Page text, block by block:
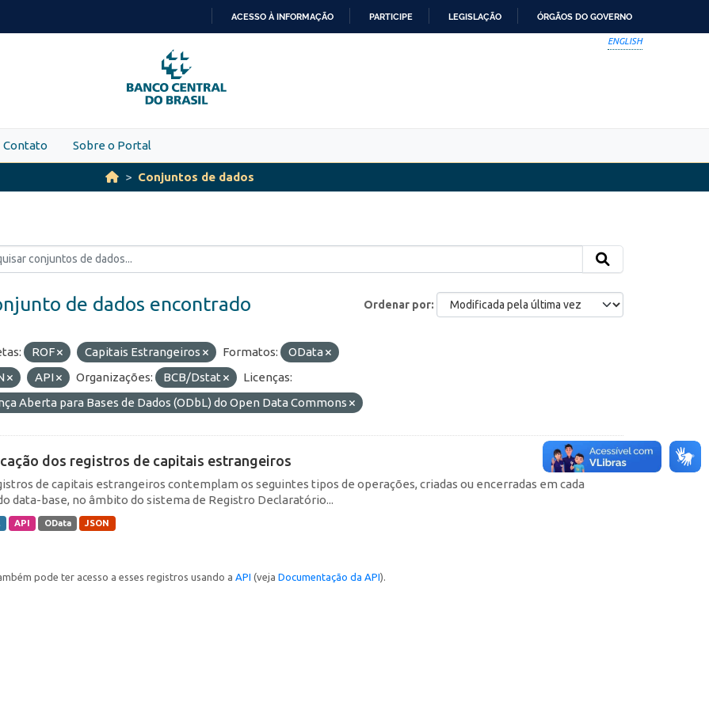
PARA
O
CONTEÚDO
ACESSO À INFORMAÇÃO PARTICIPE LEGISLAÇÃO ÓRGÃOS DO GOVERNO
ENGLISH
Contato Sobre o Portal
Conjuntos de dados
Ordenar por
de dados encontrado
ROF Capitais Estrangeiros Formatos:
OData
API Organizações: BCB/Dstat
Licenças:
Aberta para Bases de Dados (ODbL) do Open Data Commons
dos registros de capitais estrangeiros
de capitais estrangeiros contemplam os seguintes tipos de operações, criadas ou encerradas em cada
data-base, no âmbito do sistema de Registro Declaratório...
API OData JSON
pode ter acesso a esses registros usando a API (veja Documentação da API).